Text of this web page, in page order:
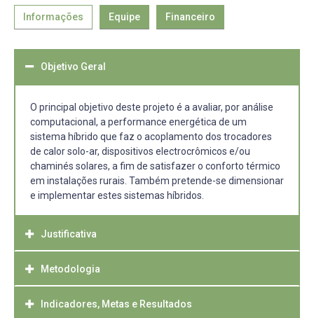
Informações Equipe Financeiro
Objetivo Geral
O principal objetivo deste projeto é a avaliar, por análise
computacional, a performance energética de um
sistema híbrido que faz o acoplamento dos trocadores
de calor solo-ar, dispositivos electrocrômicos e/ou
chaminés solares, a fim de satisfazer o conforto térmico
em instalações rurais. Também pretende-se dimensionar
e implementar estes sistemas híbridos.
Justificativa
O Brasil está situado, em sua maior parte, em uma região
tropical, caracterizada pelas altas temperaturas e
umidades elevadas. O Rio Grande do Sul está numa
Metodologia
Este projeto é um estudo exploratório, com o objetivo de
Indicadores, Metas e Resultados